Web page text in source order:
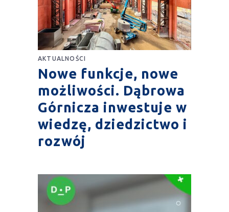
AKTUALNOŚCI
Nowe funkcje, nowe
możliwości. Dąbrowa
Górnicza inwestuje w
wiedzę, dziedzictwo i
rozwój